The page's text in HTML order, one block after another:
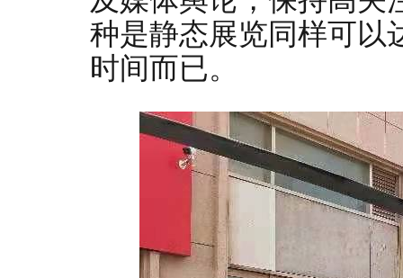
种是静态展览同样可以
时间而已。